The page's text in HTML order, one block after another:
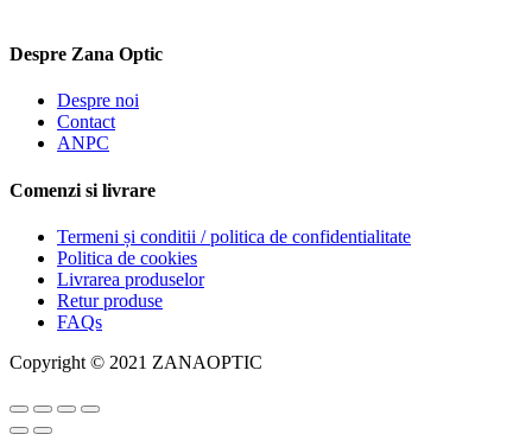
Despre Zana Optic
Despre noi
Contact
ANPC
Comenzi si livrare
Termeni și conditii / politica de confidentialitate
Politica de cookies
Livrarea produselor
Retur produse
FAQs
Copyright © 2021 ZANAOPTIC